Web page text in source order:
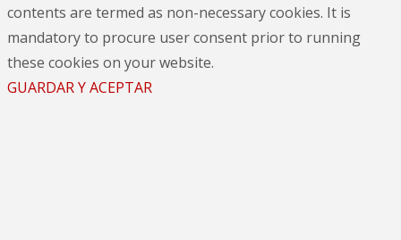
contents are termed as non-necessary cookies. It is
mandatory to procure user consent prior to running
these cookies on your website.
GUARDAR Y ACEPTAR